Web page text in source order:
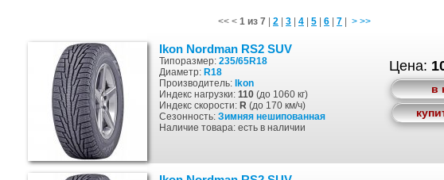
<< < 1 из 7 2 3 4 5 6 7 > >>
Ikon Nordman RS2 SUV
Типоразмер: 235/65R18
Диаметр: R18
Производитель: Ikon
Индекс нагрузки: 110 (до 1060 кг)
Индекс скорости: R (до 170 км/ч)
Сезонность: Зимняя нешипованная
Наличие товара: есть в наличии
Цена:
в